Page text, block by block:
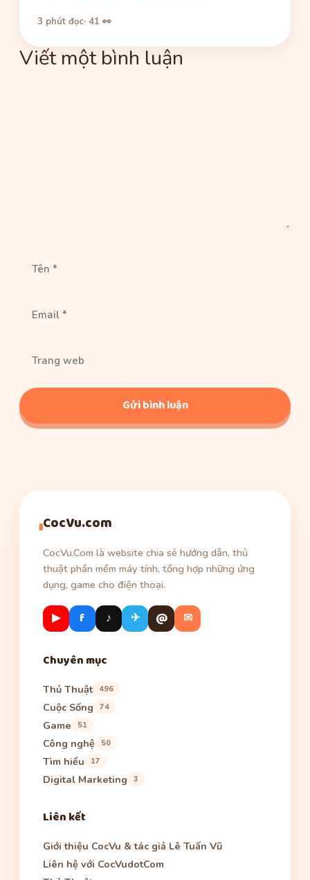
3 phút đọc· 41 👀
Viết một bình luận
web
CocVu.com
CocVu.Com là website chia sẻ hướng dẫn, thủ
thuật phần mềm máy tính, tổng hợp những ứng
dụng, game cho điện thoại.
▶ f ♪ ✈ @ ✉
Chuyên mục
Thủ Thuật 496
Cuộc Sống 74
Game 51
Công nghệ 50
Tìm hiểu 17
Digital Marketing 3
Liên kết
Giới thiệu CocVu & tác giả Lê Tuấn Vũ
Liên hệ với CocVudotCom